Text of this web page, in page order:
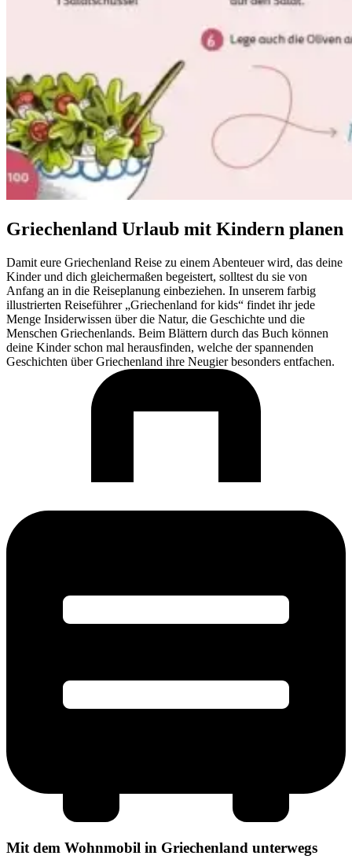
Griechenland Urlaub mit Kindern planen
Damit eure Griechenland Reise zu einem Abenteuer wird, das deine
Kinder und dich gleichermaßen begeistert, solltest du sie von
Anfang an in die Reiseplanung einbeziehen. In unserem farbig
illustrierten Reiseführer „Griechenland for kids“ findet ihr jede
Menge Insiderwissen über die Natur, die Geschichte und die
Menschen Griechenlands. Beim Blättern durch das Buch können
deine Kinder schon mal herausfinden, welche der spannenden
Geschichten über Griechenland ihre Neugier besonders entfachen.
Mit dem Wohnmobil in Griechenland unterwegs